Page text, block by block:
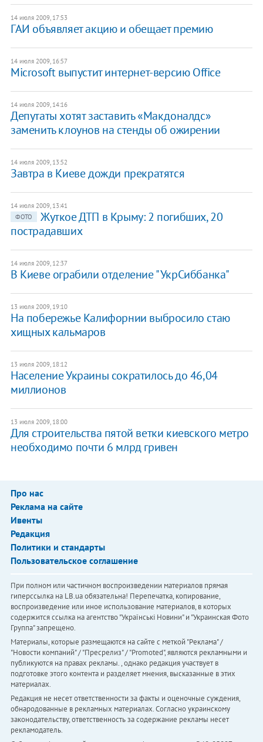
14 июля 2009, 17:53
ГАИ объявляет акцию и обещает премию
14 июля 2009, 16:57
Мicrosoft выпустит интернет-версию Office
14 июля 2009, 14:16
Депутаты хотят заставить «Макдоналдс»
заменить клоунов на стенды об ожирении
14 июля 2009, 13:52
Завтра в Киеве дожди прекратятся
14 июля 2009, 13:41
ФОТО
Жуткое ДТП в Крыму: 2 погибших, 20
пострадавших
14 июля 2009, 12:37
В Киеве ограбили отделение "УкрСиббанка"
13 июля 2009, 19:10
На побережье Калифорнии выбросило стаю
хищных кальмаров
13 июля 2009, 18:12
Население Украины сократилось до 46,04
миллионов
13 июля 2009, 18:00
Для строительства пятой ветки киевского метро
необходимо почти 6 млрд гривен
Про нас
Реклама на сайте
Ивенты
Редакция
Политики и стандарты
Пользовательское соглашение
При полном или частичном воспроизведении материалов прямая
гиперссылка на LB.ua обязательна! Перепечатка, копирование,
воспроизведение или иное использование материалов, в которых
содержится ссылка на агентство "Українськi Новини" и "Украинская Фото
Группа" запрещено.
Материалы, которые размещаются на сайте с меткой "Реклама" /
"Новости компаний" / "Пресрелиз" / "Promoted", являются рекламными и
публикуются на правах рекламы. , однако редакция участвует в
подготовке этого контента и разделяет мнения, высказанные в этих
материалах.
Редакция не несет ответственности за факты и оценочные суждения,
обнародованные в рекламных материалах. Согласно украинскому
законодательству, ответственность за содержание рекламы несет
рекламодатель.